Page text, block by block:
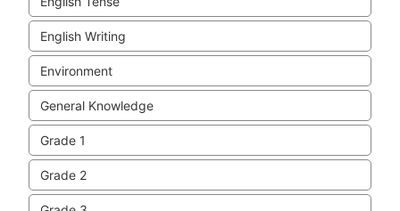
English Writing
Environment
General Knowledge
Grade 1
Grade 2